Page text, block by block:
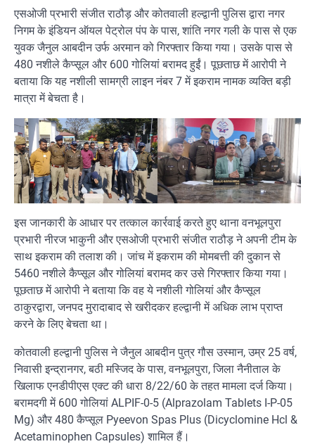
एसओजी प्रभारी संजीत राठौड़ और कोतवाली हल्द्वानी पुलिस द्वारा नगर
निगम के इंडियन ऑयल पेट्रोल पंप के पास, शांति नगर गली के पास से एक
युवक जैनुल आबदीन उर्फ अरमान को गिरफ्तार किया गया। उसके पास से
480 नशीले कैप्सूल और 600 गोलियां बरामद हुईं। पूछताछ में आरोपी ने
बताया कि यह नशीली सामग्री लाइन नंबर 7 में इकराम नामक व्यक्ति बड़ी
मात्रा में बेचता है।
इस जानकारी के आधार पर तत्काल कार्रवाई करते हुए थाना वनभूलपुरा
प्रभारी नीरज भाकुनी और एसओजी प्रभारी संजीत राठौड़ ने अपनी टीम के
साथ इकराम की तलाश की। जांच में इकराम की मोमबत्ती की दुकान से
5460 नशीले कैप्सूल और गोलियां बरामद कर उसे गिरफ्तार किया गया।
पूछताछ में आरोपी ने बताया कि वह ये नशीली गोलियां और कैप्सूल
ठाकुरद्वारा, जनपद मुरादाबाद से खरीदकर हल्द्वानी में अधिक लाभ प्राप्त
करने के लिए बेचता था।
कोतवाली हल्द्वानी पुलिस ने जैनुल आबदीन पुत्र गौस उस्मान, उम्र 25 वर्ष,
निवासी इन्द्रानगर, बठी मस्जिद के पास, वनभूलपुरा, जिला नैनीताल के
खिलाफ एनडीपीएस एक्ट की धारा 8/22/60 के तहत मामला दर्ज किया।
बरामदगी में 600 गोलियां ALPIF-0-5 (Alprazolam Tablets I-P-05
Mg) और 480 कैप्सूल Pyeevon Spas Plus (Dicyclomine Hcl &
Acetaminophen Capsules) शामिल हैं।